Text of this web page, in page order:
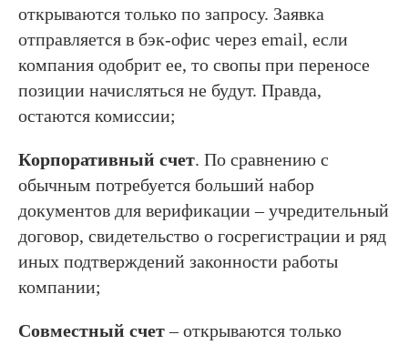
открываются только по запросу. Заявка
отправляется в бэк-офис через email, если
компания одобрит ее, то свопы при переносе
позиции начисляться не будут. Правда,
остаются комиссии;
Корпоративный счет. По сравнению с
обычным потребуется больший набор
документов для верификации – учредительный
договор, свидетельство о госрегистрации и ряд
иных подтверждений законности работы
компании;
Совместный счет– открываются только